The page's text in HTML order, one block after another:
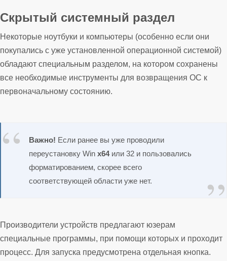
Скрытый системный раздел
Некоторые ноутбуки и компьютеры (особенно если они
покупались с уже установленной операционной системой)
обладают специальным разделом, на котором сохранены
все необходимые инструменты для возвращения ОС к
первоначальному состоянию.
Важно! Если ранее вы уже проводили
переустановку Win x64или 32 и пользовались
форматированием, скорее всего
соответствующей области уже нет.
Производители устройств предлагают юзерам
специальные программы, при помощи которых и проходит
процесс. Для запуска предусмотрена отдельная кнопка.